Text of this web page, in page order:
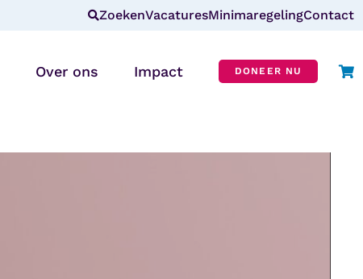
ZoekenVacaturesMinimaregelingContact
Over ons Impact DONEER NU